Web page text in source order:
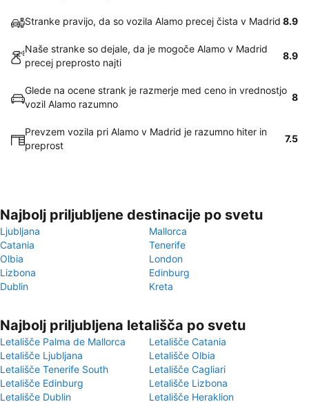
Stranke pravijo, da so vozila Alamo precej čista v Madrid 8.9
Naše stranke so dejale, da je mogoče Alamo v Madrid
precej preprosto najti
8.9
Glede na ocene strank je razmerje med ceno in vrednostjo
vozil Alamo razumno
8
Prevzem vozila pri Alamo v Madrid je razumno hiter in
preprost
7.5
Najbolj priljubljene destinacije po svetu
Ljubljana
Mallorca
Catania
Tenerife
Olbia
London
Lizbona
Edinburg
Dublin
Kreta
Najbolj priljubljena letališča po svetu
Letališče Palma de Mallorca
Letališče Catania
Letališče Ljubljana
Letališče Olbia
Letališče Tenerife South
Letališče Cagliari
Letališče Edinburg
Letališče Lizbona
Letališče Dublin
Letališče Heraklion